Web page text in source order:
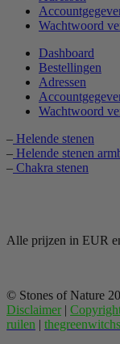
Wachtwoord
Dashboard
Bestellingen
Adressen
Wachtwoord
– Helende stenen
– Helende stenen
– Chakra stenen
Alle prijzen in EUR
© Stones of Nature
Disclaimer |
ruilen |